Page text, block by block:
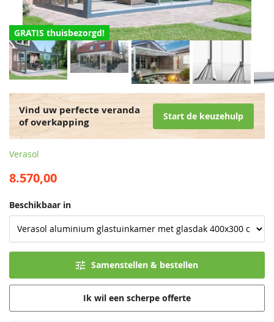
GRATIS thuisbezorgd!
Vind uw perfecte veranda
of overkapping
Start de keuzehulp
Verasol
8.570,00
Beschikbaar in
Samenstellen & bestellen
Ik wil een scherpe offerte